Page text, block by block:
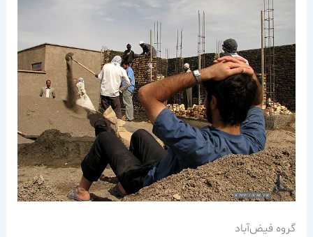
گروه فيض‌آباد